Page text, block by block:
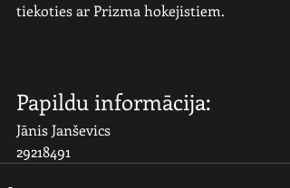
tiekoties ar Prizma hokejistiem.
Papildu informācija:
Jānis Janševics
29218491